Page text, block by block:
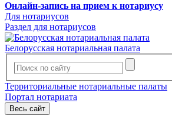
Онлайн-запись на прием к нотариусу
Для нотариусов
Раздел для нотариусов
Белорусская нотариальная палата
Территориальные нотариальные палаты
Портал нотариата
Весь сайт